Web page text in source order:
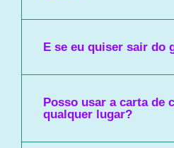
E se eu quiser sair do
Posso usar a carta de
qualquer lugar?